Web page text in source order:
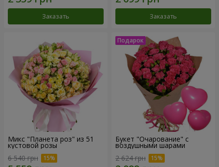
Заказать Заказать
Микс "Планета роз" из 51
кустовой розы
6 540 грн
Букет "Очарование" с
воздушными шарами
2 624 грн